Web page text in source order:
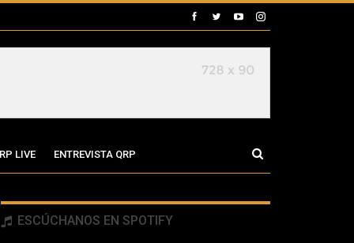
LIVE ENTREVISTA QRP
ESCÚCHANOS EN SPOTIFY